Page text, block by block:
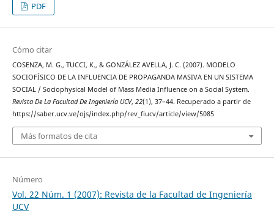
PDF
Cómo citar
COSENZA, M. G., TUCCI, K., & GONZÁLEZ AVELLA, J. C. (2007). MODELO
SOCIOFÍSICO DE LA INFLUENCIA DE PROPAGANDA MASIVA EN UN SISTEMA
SOCIAL / Sociophysical Model of Mass Media Influence on a Social System.
Revista De La Facultad De Ingeniería UCV, 22(1), 37–44. Recuperado a partir de
https://saber.ucv.ve/ojs/index.php/rev_fiucv/article/view/5085
Más formatos de cita
Número
Vol. 22 Núm. 1 (2007): Revista de la Facultad de Ingeniería
UCV